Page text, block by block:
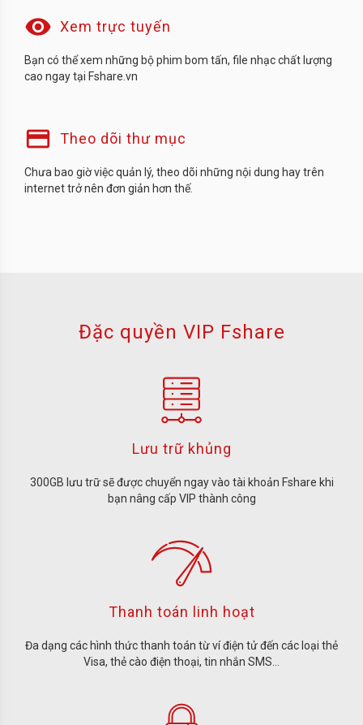
visibility Xem trực tuyến
Bạn có thể xem những bộ phim bom tấn, file nhạc chất lượng
cao ngay tại Fshare.vn
credit_card Theo dõi thư mục
Chưa bao giờ việc quản lý, theo dõi những nội dung hay trên
internet trở nên đơn giản hơn thế.
Đặc quyền VIP Fshare
Lưu trữ khủng
300GB lưu trữ sẽ được chuyển ngay vào tài khoản Fshare khi
bạn nâng cấp VIP thành công
Thanh toán linh hoạt
Đa dạng các hình thức thanh toán từ ví điện tử đến các loại thẻ
Visa, thẻ cào điện thoại, tin nhắn SMS…